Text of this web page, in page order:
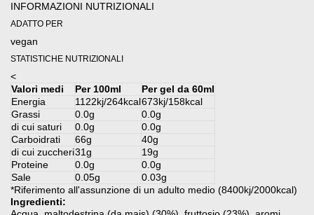
INFORMAZIONI NUTRIZIONALI
ADATTO PER
vegan
STATISTICHE NUTRIZIONALI
<
Valori medi
Per 100ml
Per gel da 60ml
Energia
1122kj/264kcal673kj/158kcal
Grassi
0.0g
0.0g
di cui saturi
0.0g
0.0g
Carboidrati
66g
40g
di cui zuccheri31g
19g
Proteine
0.0g
0.0g
Sale
0.05g
0.03g
*Riferimento all'assunzione di un adulto medio (8400kj/2000kcal)
Ingredienti: